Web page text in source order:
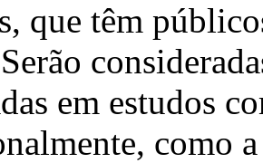
que têm
em estudos
como